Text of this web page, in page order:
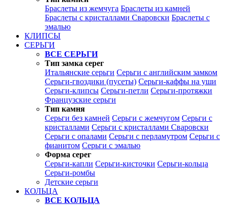
Браслеты из жемчуга Браслеты из камней
Браслеты с кристаллами Сваровски Браслеты с
эмалью
КЛИПСЫ
СЕРЬГИ
ВСЕ СЕРЬГИ
Тип замка серег
Итальянские серьги Серьги с английским замком
Серьги-гвоздики (пусеты) Серьги-каффы на уши
Серьги-клипсы Серьги-петли Серьги-протяжки
Французские серьги
Тип камня
Серьги без камней Серьги с жемчугом Серьги с
кристаллами Серьги с кристаллами Сваровски
Серьги с опалами Серьги с перламутром Серьги с
фианитом Серьги с эмалью
Форма серег
Серьги-капли Серьги-кисточки Серьги-кольца
Серьги-ромбы
Детские серьги
КОЛЬЦА
ВСЕ КОЛЬЦА